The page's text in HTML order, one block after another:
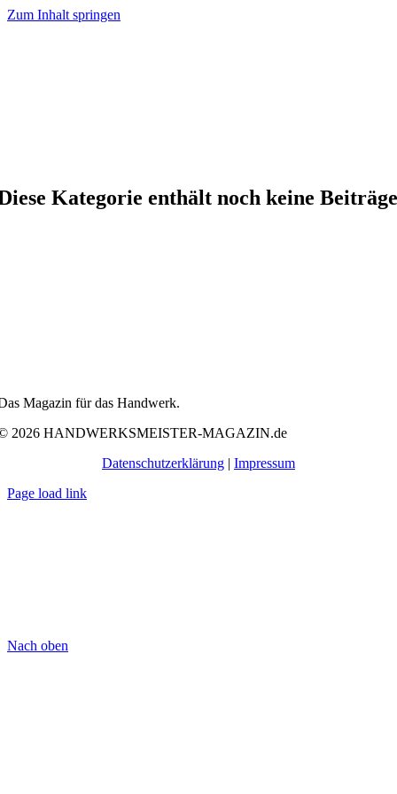
Zum Inhalt springen
Kategorie enthält noch keine
Magazin für das Handwerk.
2026 HANDWERKSMEISTER-MAGAZIN.de
Datenschutzerklärung | Impressum
Page load link
Nach oben